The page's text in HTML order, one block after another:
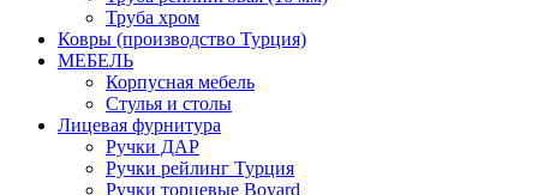
Труба хром
Ковры (производство Турция)
МЕБЕЛЬ
Корпусная мебель
Стулья и столы
Лицевая фурнитура
Ручки ДАР
Ручки рейлинг Турция
Ручки торцевые Boyard